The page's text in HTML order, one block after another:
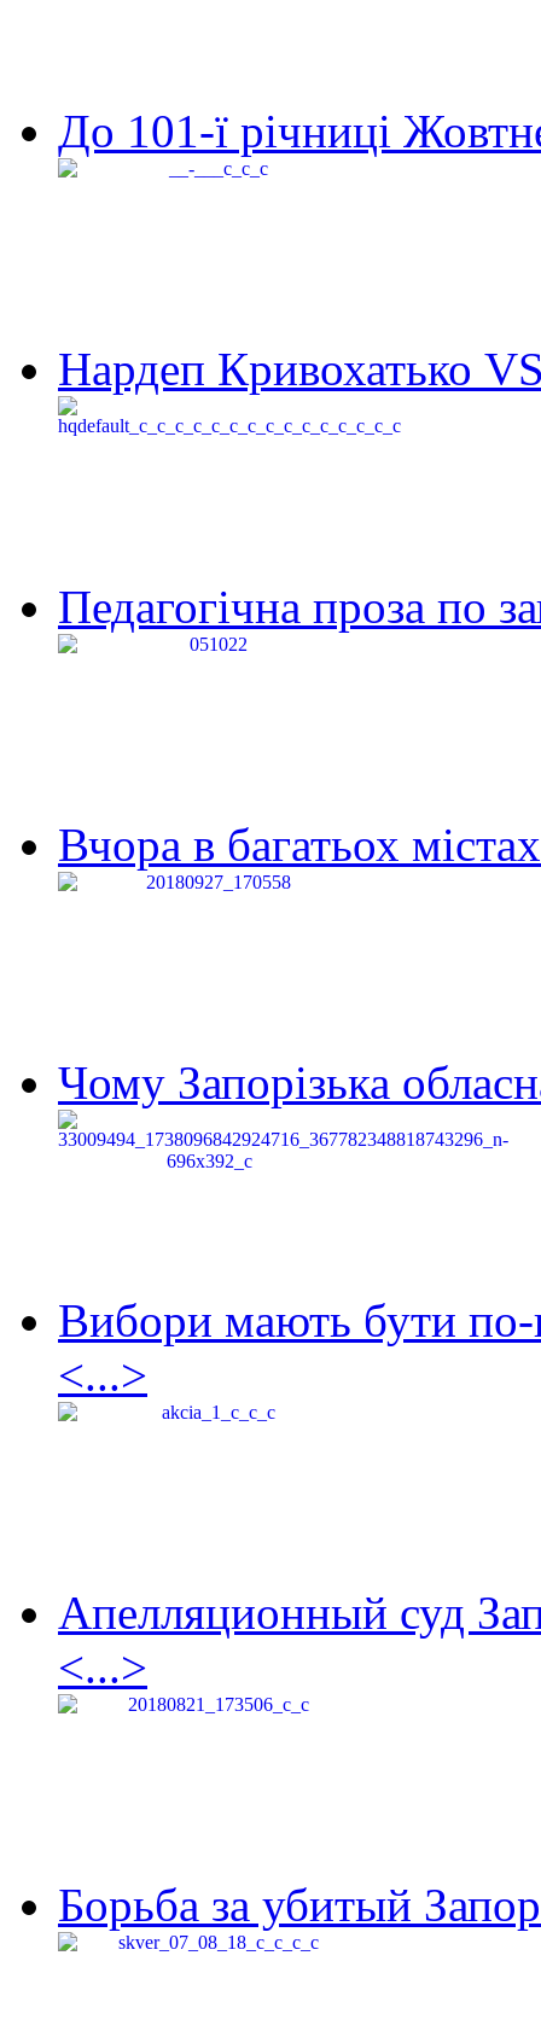
До 101-ї річниці
Нардеп Кривохатько
Педагогічна проза по
Вчора в багатьох
Чому Запорізька
Вибори мають бути по-
<...>
Апелляционный суд
<...>
Борьба за убитый